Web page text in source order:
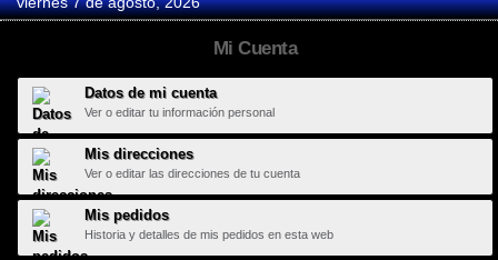
Mi Cuenta
Datos de mi cuenta
Ver o editar tu información personal
Mis direcciones
Ver o editar las direcciones de tu cuenta
Mis pedidos
Historia y detalles de mis pedidos en esta web